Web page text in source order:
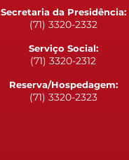
Secretaria da Presidência:
(71) 3320-2332
Serviço Social:
(71) 3320-2312
Reserva/Hospedagem:
(71) 3320-2323